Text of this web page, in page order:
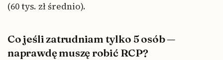
(60 tys. zł średnio).
Co jeśli zatrudniam tylko 5 osób —
naprawdę muszę robić RCP?